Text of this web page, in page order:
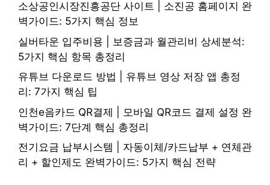
소상공인시장진흥공단 사이트 | 소진공 홈페이지 완
벽가이드: 5가지 핵심 정보
실버타운 입주비용 | 보증금과 월관리비 상세분석:
5가지 핵심 항목 총정리
유튜브 다운로드 방법 | 유튜브 영상 저장 앱 총정
리: 7가지 핵심 팁
인천e음카드 QR결제 | 모바일 QR코드 결제 설정 완
벽가이드: 7단계 핵심 총정리
전기요금 납부시스템 | 자동이체/카드납부 + 연체관
리 + 할인제도 완벽가이드: 5가지 핵심 전략